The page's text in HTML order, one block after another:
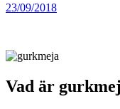
23/09/2018
Vad är